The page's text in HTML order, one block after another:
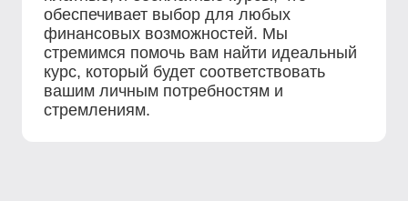
обеспечивает выбор для любых
финансовых возможностей. Мы
стремимся помочь вам найти идеальный
курс, который будет соответствовать
вашим личным потребностям и
стремлениям.